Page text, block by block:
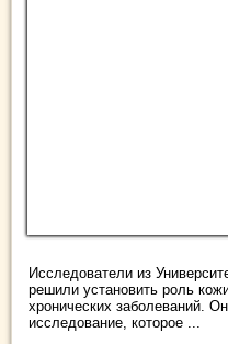
Исследователи из
решили установить роль
хронических заболеваний.
исследование, которое ...